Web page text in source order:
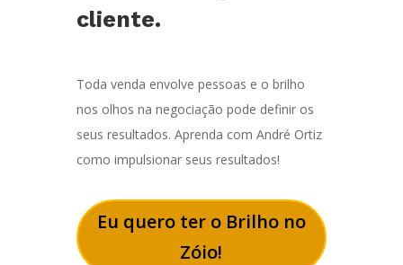
cliente.
Toda venda envolve pessoas e o brilho
nos olhos na negociação pode definir os
seus resultados. Aprenda com André Ortiz
como impulsionar seus resultados!
Eu quero ter o Brilho no
Zóio!